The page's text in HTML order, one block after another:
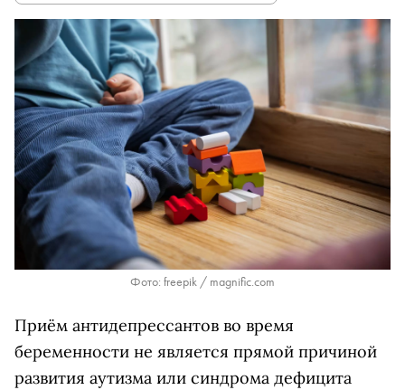
Фото: freepik / magnific.com
Приём антидепрессантов во время
беременности не является прямой причиной
развития аутизма или синдрома дефицита